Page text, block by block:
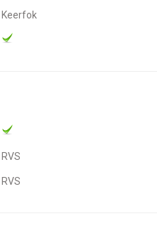
Keerfok
RVS
RVS